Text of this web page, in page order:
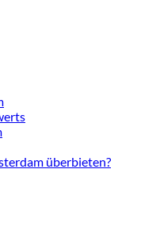
überbieten?